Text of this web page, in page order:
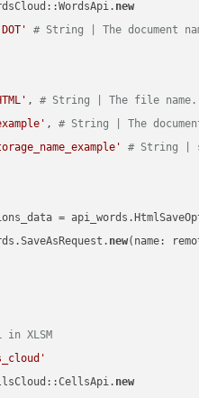
new
# String | The document
, # String | The file name.
, # String | The
# String |
=
new(name:
in XLSM
new